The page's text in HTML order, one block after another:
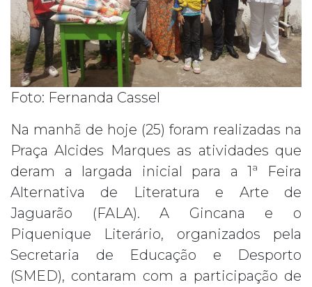
Foto: Fernanda Cassel
Na manhã de hoje (25) foram realizadas na
Praça Alcides Marques as atividades que
deram a largada inicial para a 1ª Feira
Alternativa de Literatura e Arte de
Jaguarão (FALA). A Gincana e o
Piquenique Literário, organizados pela
Secretaria de Educação e Desporto
(SMED), contaram com a participação de